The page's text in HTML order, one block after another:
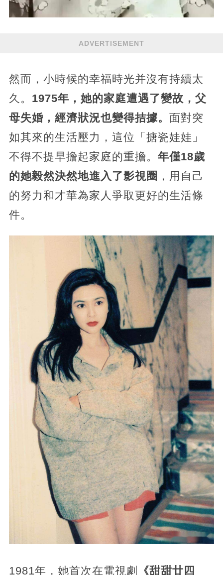
ADVERTISEMENT
然而，小時候的幸福時光并沒有持續太
久。 1975年，她的家庭遭遇了變故，父
母失婚，經濟狀況也變得拮據。 面對突
如其來的生活壓力，這位「搪瓷娃娃」
不得不提早擔起家庭的重擔。 年僅18歲
的她毅然決然地進入了影視圈 ，用自己
的努力和才華為家人爭取更好的生活條
件。
1981年，她首次在電視劇 《甜甜廿四